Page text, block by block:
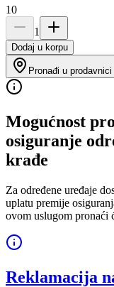
10
1
Dodaj u korpu
Pronađi u prodavnici
Mogućnost
osiguranje
krađe
Za određene uređaje
uplatu premije
ovom uslugom pronaći
Reklamacija